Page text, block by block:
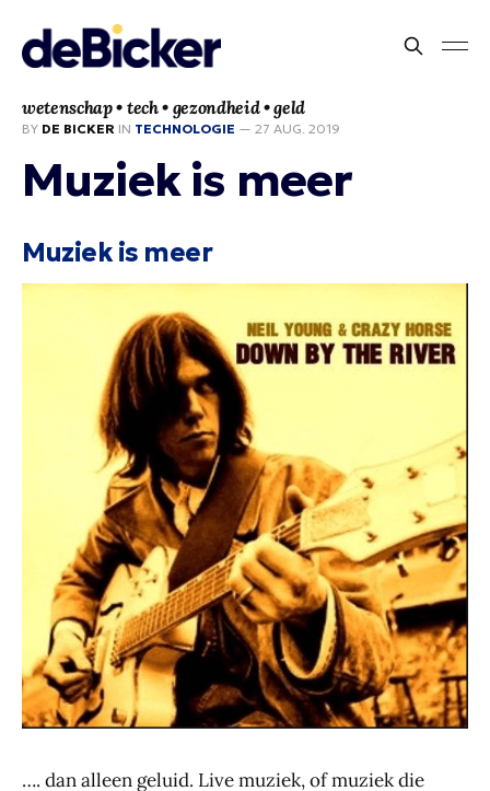
wetenschap • tech • gezondheid • geld
BY DE BICKER IN TECHNOLOGIE — 27 AUG. 2019
Muziek is meer
Muziek is meer
…. dan alleen geluid. Live muziek, of muziek die